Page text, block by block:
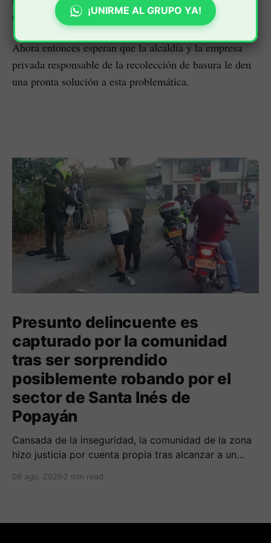
crónico basurero.
Ahora entonces esperan que la alcaldía y la empresa
privada responsable de la recolección de basura le den
una pronta solución a esta problemática.
Presunto delincuente es
capturado por la comunidad
tras ser sorprendido
posiblemente robando por el
sector de Santa Inés de
Popayán
Cansada de la inseguridad, la comunidad de la zona
hizo justicia por cuenta propia tras alcanzar a un
comuna cuatro. La gente pedía que lo incineraran,
08 ago. 2026 2 min read
¡UNIRME AL GRUPO YA!